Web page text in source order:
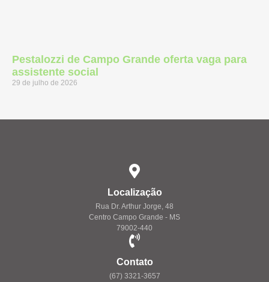
Pestalozzi de Campo Grande oferta vaga para
assistente social
29 de julho de 2026
Localização
Rua Dr. Arthur Jorge, 48
Centro Campo Grande - MS
79002-440
Contato
(67) 3321-3657